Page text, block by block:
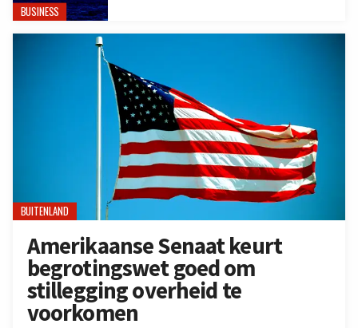
BUSINESS
BUITENLAND
Amerikaanse Senaat keurt
begrotingswet goed om
stillegging overheid te
voorkomen